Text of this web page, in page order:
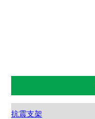
抗震支架